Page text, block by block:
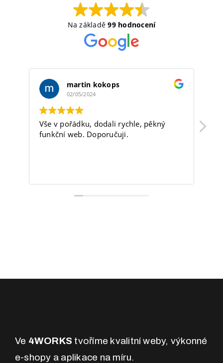
Na základě99 hodnocení
martin kokops
02/05/2024
Vše v pořádku, dodali rychle, pěkný
funkční web. Doporučuji.
Ve 4WORKS tvoříme kvalitní weby, výkonné
e-shopy a aplikace na míru.